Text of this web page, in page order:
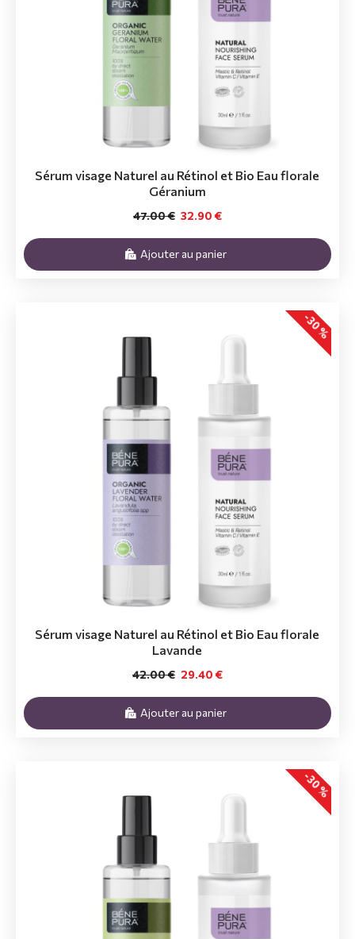
Sérum visage Naturel au Rétinol et Bio Eau florale
Géranium
32.90 €
47.00 €
Ajouter au panier
-30 %
Sérum visage Naturel au Rétinol et Bio Eau florale
Lavande
29.40 €
42.00 €
Ajouter au panier
-30 %